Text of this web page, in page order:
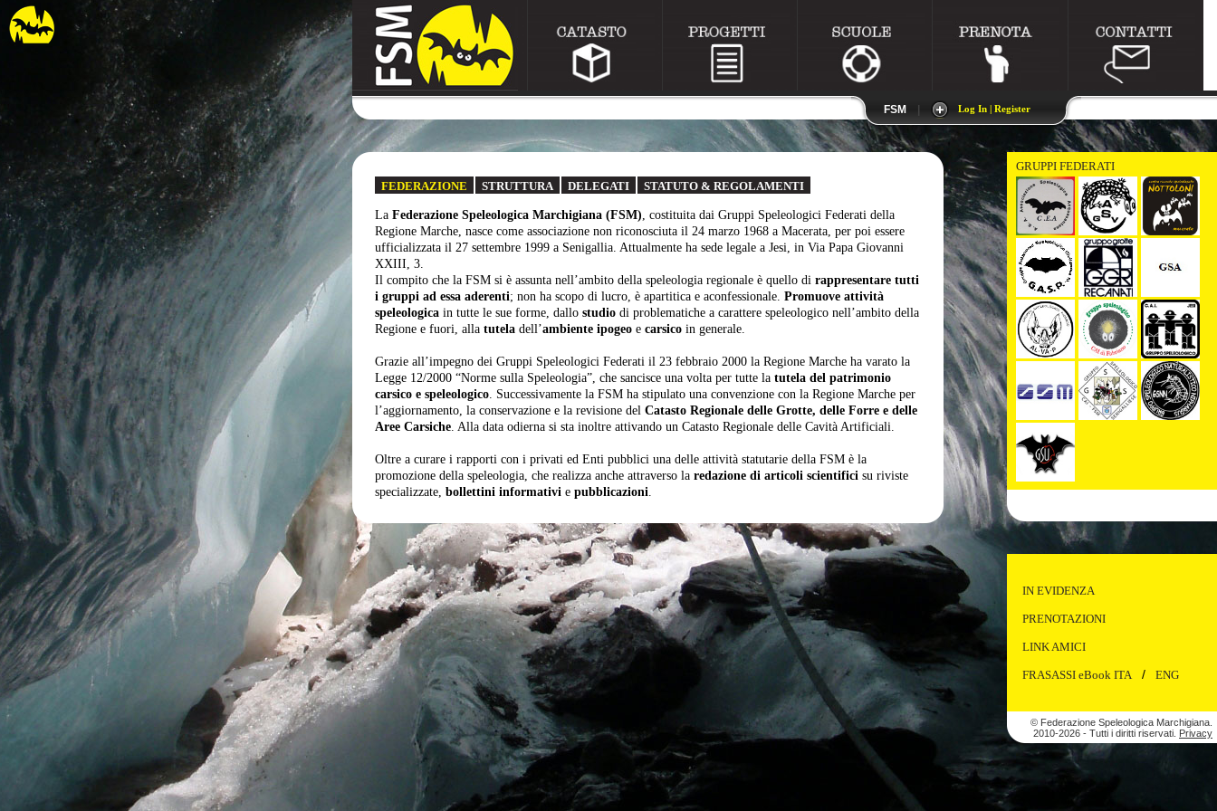
FSM Log In | Register
FEDERAZIONE STRUTTURA DELEGATI STATUTO & REGOLAMENTI
La Federazione Speleologica Marchigiana (FSM), costituita dai Gruppi Speleologici Federati della
Regione Marche, nasce come associazione non riconosciuta il 24 marzo 1968 a Macerata, per poi essere
ufficializzata il 27 settembre 1999 a Senigallia. Attualmente ha sede legale a Jesi, in Via Papa Giovanni
XXIII, 3.
Il compito che la FSM si è assunta nell’ambito della speleologia regionale è quello di rappresentare tutti
i gruppi ad essa aderenti; non ha scopo di lucro, è apartitica e aconfessionale. Promuove attività
speleologica in tutte le sue forme, dallo studio di problematiche a carattere speleologico nell’ambito della
Regione e fuori, alla tutela dell’ambiente ipogeo e carsico in generale.
Grazie all’impegno dei Gruppi Speleologici Federati il 23 febbraio 2000 la Regione Marche ha varato la
Legge 12/2000 “Norme sulla Speleologia”, che sancisce una volta per tutte la tutela del patrimonio
carsico e speleologico. Successivamente la FSM ha stipulato una convenzione con la Regione Marche per
l’aggiornamento, la conservazione e la revisione del Catasto Regionale delle Grotte, delle Forre e delle
Aree Carsiche. Alla data odierna si sta inoltre attivando un Catasto Regionale delle Cavità Artificiali.
Oltre a curare i rapporti con i privati ed Enti pubblici una delle attività statutarie della FSM è la
promozione della speleologia, che realizza anche attraverso la redazione di articoli scientifici su riviste
specializzate, bollettini informativi e pubblicazioni.
GRUPPI FEDERATI
IN EVIDENZA
PRENOTAZIONI
LINK AMICI
FRASASSI eBook ITA / ENG
© Federazione Speleologica Marchigiana.
2010-2026 - Tutti i diritti riservati. Privacy